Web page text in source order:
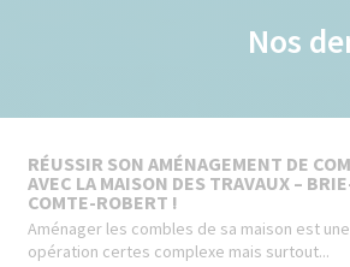
Nos
RÉUSSIR SON AMÉNAGEMENT DE
AVEC LA MAISON DES TRAVAUX –
COMTE-ROBERT !
Aménager les combles de sa maison est une
opération certes complexe mais surtout...